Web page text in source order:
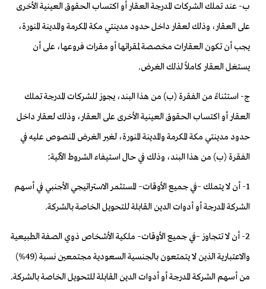
ب- عند تملك الشركات المدرجة العقار أو اكتساب الحقوق العينية الأخرى
على العقار، وذلك لعقار داخل حدود مدينتي مكة المكرمة والمدينة المنورة،
يجب أن تكون العقارات مخصصة لمقراتها أو مقرات فروعها، على أن
يستغل العقار كاملاً لذلك الغرض.
ج- استثناءً من الفقرة (ب) من هذا البند، يجوز للشركات المدرجة تملك
العقار أو اكتساب الحقوق العينية الأخرى على العقار، وذلك لعقار داخل
حدود مدينتي مكة المكرمة والمدينة المنورة، لغير الغرض المنصوص عليه في
الفقرة (ب) من هذا البند، وذلك في حال استيفاء الشروط الآتية:
1‏- أن لا يتملك –في جميع الأوقات– المستثمر الاستراتيجي الأجنبي في أسهم
الشركة المدرجة أو أدوات الدين القابلة للتحويل الخاصة بالشركة.
2‏- أن لا تتجاوز –في جميع الأوقات– ملكية الأشخاص ذوي الصفة الطبيعية
والاعتبارية الذين لا يتمتعون بالجنسية السعودية مجتمعين نسبة (49%)
من أسهم الشركة المدرجة أو أدوات الدين القابلة للتحويل الخاصة بالشركة.